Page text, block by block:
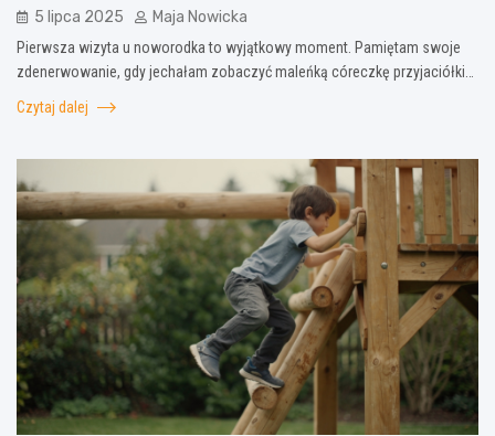
5 lipca 2025 Maja Nowicka
Pierwsza wizyta u noworodka to wyjątkowy moment. Pamiętam swoje
zdenerwowanie, gdy jechałam zobaczyć maleńką córeczkę przyjaciółki…
Czytaj dalej